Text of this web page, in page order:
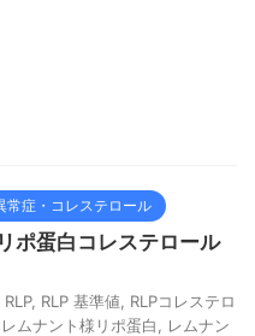
常症・コレステロール
ポ蛋白コレステロール
RLP, RLP 基準値, RLPコレステロ
レムナント様リポ蛋白, レムナン